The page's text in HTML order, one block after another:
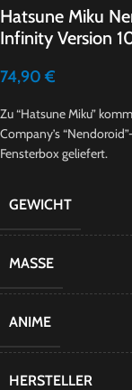
Hatsune Miku
Infinity Version
74,90 €
Zu “Hatsune Miku”
Company’s
Fensterbox geliefert.
GEWICHT
MASSE
ANIME
HERSTELLER